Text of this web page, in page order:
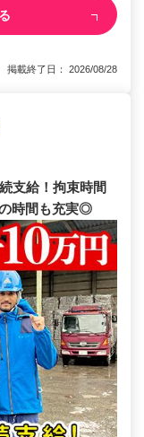
載終了日： 2026/08/28
支給！拘束時間
時間も充実◎